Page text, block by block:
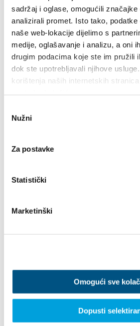
sadržaj i oglase, omogućili
analizirali promet. Isto tako, podatke
naše web-lokacije dijelimo s
medije, oglašavanje i analizu, a oni
drugim podacima koje ste im pružili
dok ste upotrebljavali njihove
korištenja naših internetskih
pristanka
Nužni
Za postavke
Statistički
Marketinški
Omogući sve
Dopusti
+385989445208
renicmara@gmail.com
Mara Šustić
F. Tuđmana 967, 21217
Maria Johanna
+385989025720
Marica Bojčić
F. Tuđmana 782, 21214
+38521228256
maricabojcic@gmail.com